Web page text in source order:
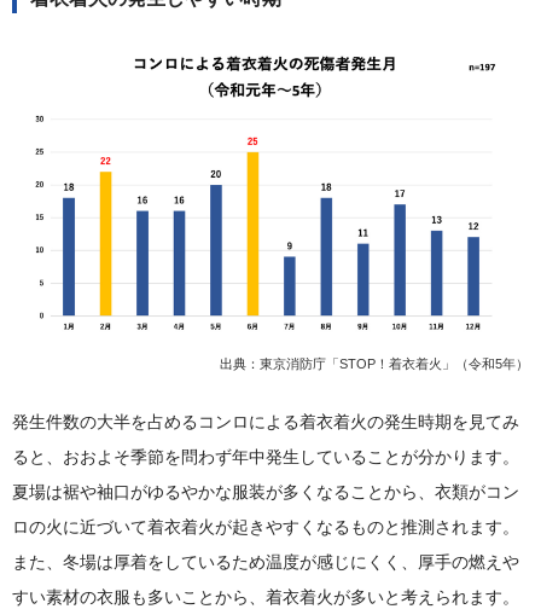
出典： 東京消防庁「STOP！着衣着火」（令和5年）
発生件数の大半を占めるコンロによる着衣着火の発生時期を見てみ
ると、おおよそ季節を問わず年中発生していることが分かります。
夏場は裾や袖口がゆるやかな服装が多くなることから、衣類がコン
ロの火に近づいて着衣着火が起きやすくなるものと推測されます。
また、冬場は厚着をしているため温度が感じにくく、厚手の燃えや
すい素材の衣服も多いことから、着衣着火が多いと考えられます。